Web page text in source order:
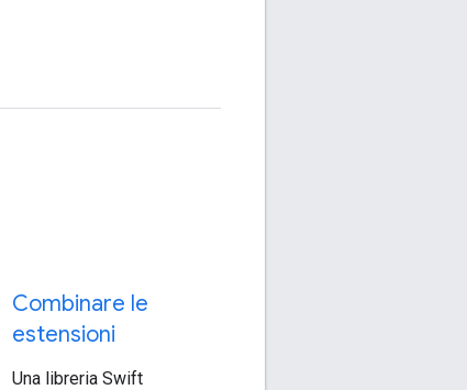
Combinare le
estensioni
Una libreria Swift